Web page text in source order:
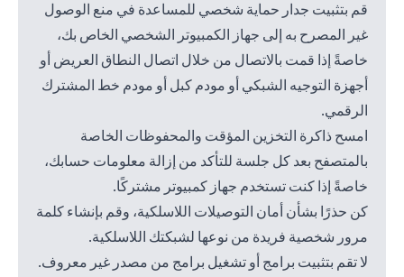
قم بتثبيت جدار حماية شخصي للمساعدة في منع الوصول
غير المصرح به إلى جهاز الكمبيوتر الشخصي الخاص بك،
خاصةً إذا قمت بالاتصال من خلال اتصال النطاق العريض أو
أجهزة التوجيه الشبكي أو مودم كبل أو مودم خط المشترك
الرقمي.
امسح ذاكرة التخزين المؤقت والمحفوظات الخاصة
بالمتصفح بعد كل جلسة للتأكد من إزالة معلومات حسابك،
خاصةً إذا كنت تستخدم جهاز كمبيوتر مشتركًا.
كن حذرًا بشأن أمان التوصيلات اللاسلكية، وقم بإنشاء كلمة
مرور شخصية فريدة من نوعها لشبكتك اللاسلكية.
لا تقم بتثبيت برامج أو تشغيل برامج من مصدر غير معروف.